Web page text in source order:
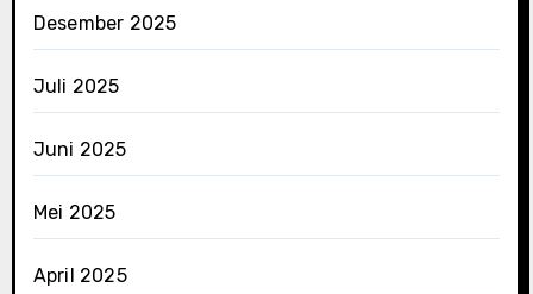
Desember 2025
Juli 2025
Juni 2025
Mei 2025
April 2025